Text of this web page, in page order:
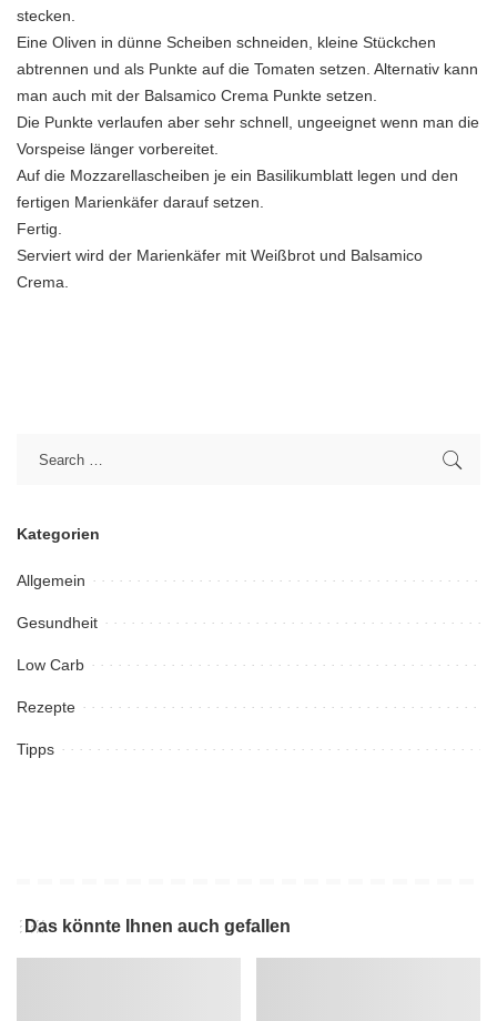
stecken.
Eine Oliven in dünne Scheiben schneiden, kleine Stückchen
abtrennen und als Punkte auf die Tomaten setzen. Alternativ kann
man auch mit der Balsamico Crema Punkte setzen.
Die Punkte verlaufen aber sehr schnell, ungeeignet wenn man die
Vorspeise länger vorbereitet.
Auf die Mozzarellascheiben je ein Basilikumblatt legen und den
fertigen Marienkäfer darauf setzen.
Fertig.
Serviert wird der Marienkäfer mit Weißbrot und Balsamico
Crema.
Kategorien
Allgemein
Gesundheit
Low Carb
Rezepte
Tipps
Das könnte Ihnen auch gefallen